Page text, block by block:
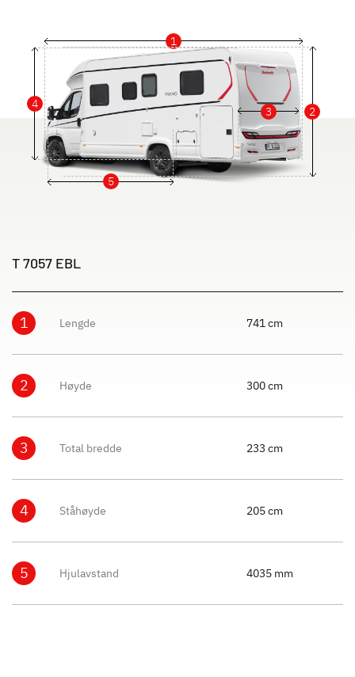
1
2
3
4
5
T 7057 EBL
1 Lengde 741 cm
2 Høyde 300 cm
3 Total bredde 233 cm
4 Ståhøyde 205 cm
5 Hjulavstand 4035 mm